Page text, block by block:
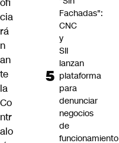
ofi
cia
rá
n
an
te
la
Co
ntr
alo
Fachadas":
CNC
y
SII
lanzan
plataforma
para
denunciar
negocios
de
funcionamiento